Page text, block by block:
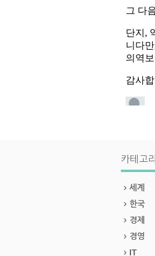
카테고리
세계
한국
경제
경영
IT